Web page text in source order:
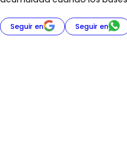
Seguir en Seguir en